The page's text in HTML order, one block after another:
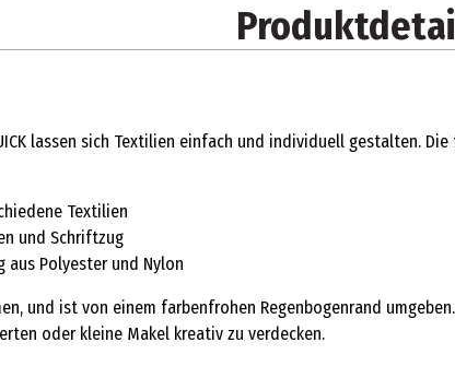
lassen sich Textilien einfach und individuell gestalten.
Textilien
und Schriftzug
Polyester und Nylon
und ist von einem farbenfrohen Regenbogenrand
oder kleine Makel kreativ zu verdecken.